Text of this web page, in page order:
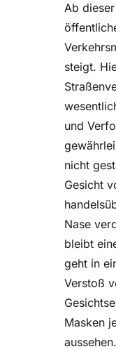
Ab
steigt.
und
nicht
Gesicht
Nase
bleibt
geht in
Verstoß
Masken